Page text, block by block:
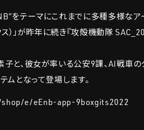
をテーマにこれまでに多種多様なア
）」が昨年に続き『攻殻機動隊
と、彼女が率いる公安9課、AI戦車の
ムとなって登場します。
e/eEnb-app-9boxgits2022